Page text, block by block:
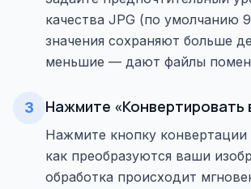
качества JPG (по умолчанию
значения сохраняют больше
меньшие — дают файлы
3 Нажмите «Конвертировать
Нажмите кнопку
как преобразуются ваши
обработка происходит